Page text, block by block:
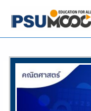
content
คณิตศาสตร์ (Math) / By